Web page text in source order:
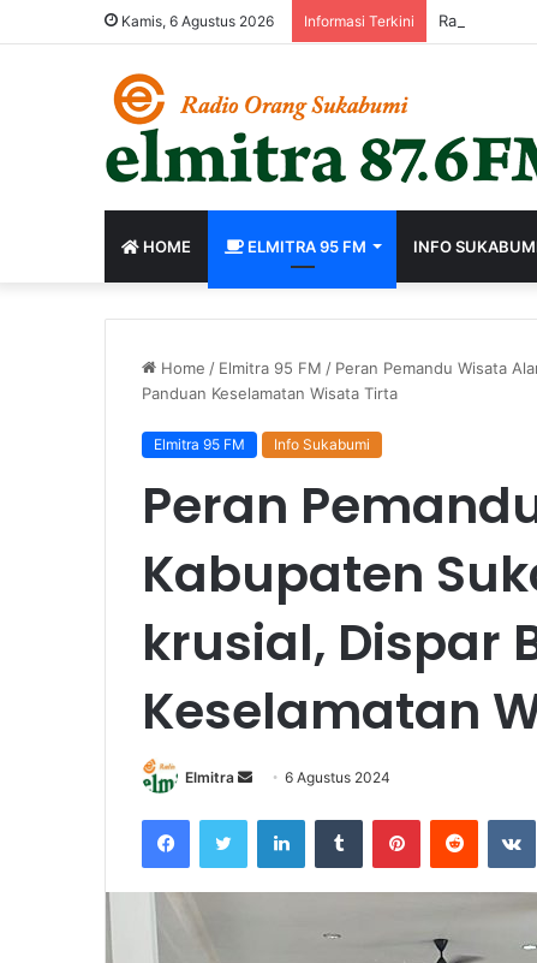
Kamis, 6 Agustus 2026 Informasi Terkini Rapim
HOME ELMITRA 95 FM INFO
Home / Elmitra 95 FM / Peran Pemandu Wisata
Panduan Keselamatan Wisata Tirta
Elmitra 95 FM Info Sukabumi
Peran
Kabupaten
krusial, Dispar
Keselamatan
Elmitra
Send
email
6 Agustus 2024
FacebookTwitter LinkedInTumblr PinterestReddit